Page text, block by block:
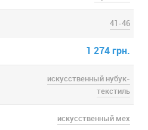
41-46
1 274 грн.
искусственный нубук-
текстиль
искусственный мех